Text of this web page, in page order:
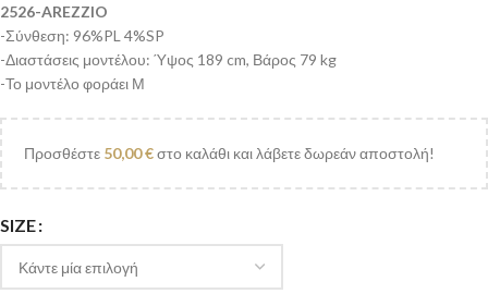
2526-AREZZIO
-Σύνθεση: 96%PL 4%SP
-Διαστάσεις μοντέλου: Ύψος 189 cm, Βάρος 79 kg
-Το μοντέλο φοράει Μ
Προσθέστε 50,00€στο καλάθι και λάβετε δωρεάν αποστολή!
SIZE